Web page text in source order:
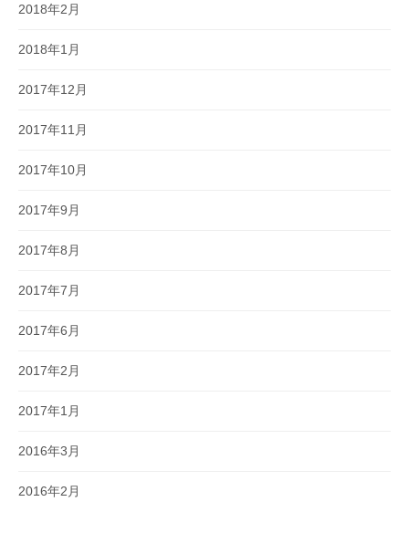
2018年2月
2018年1月
2017年12月
2017年11月
2017年10月
2017年9月
2017年8月
2017年7月
2017年6月
2017年2月
2017年1月
2016年3月
2016年2月